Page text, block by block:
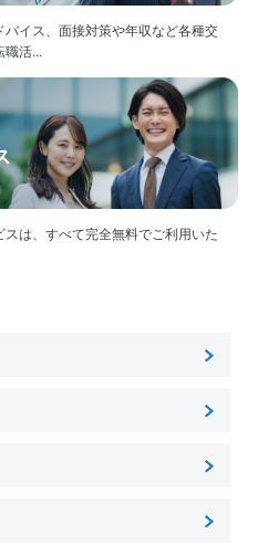
に振休取得していただき
イス、面接対策や年収など各種交
職活...
は、すべて完全無料でご利用いた